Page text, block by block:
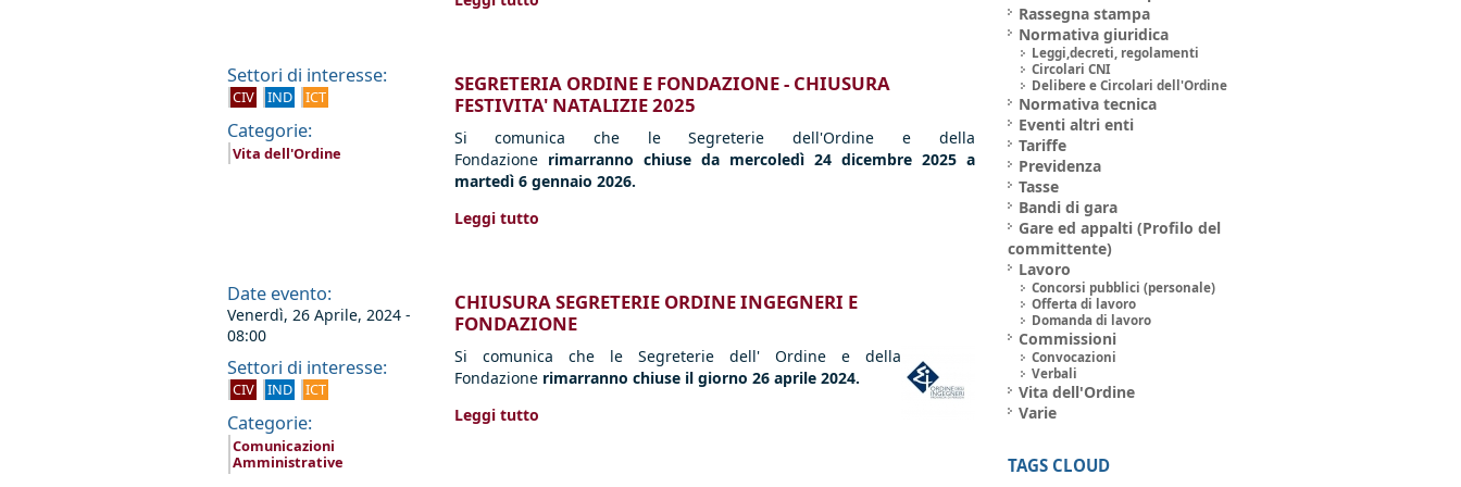
Settori di interesse:
CIV IND ICT
Categorie:
Vita dell'Ordine
SEGRETERIA ORDINE E FONDAZIONE - CHIUSURA
FESTIVITA' NATALIZIE 2025
Si comunica che le Segreterie dell'Ordine e della
Fondazione rimarranno chiuse da mercoledì 24 dicembre 2025 a
martedì 6 gennaio 2026.
Leggi tutto
Date evento:
Venerdì, 26 Aprile, 2024 -
08:00
Settori di interesse:
CIV IND ICT
Categorie:
Comunicazioni
Amministrative
CHIUSURA SEGRETERIE ORDINE INGEGNERI E
FONDAZIONE
Si comunica che le Segreterie dell' Ordine e della
Fondazione rimarranno chiuse il giorno 26 aprile 2024.
Leggi tutto
Rassegna stampa
Normativa giuridica
Leggi,decreti, regolamenti
Circolari CNI
Delibere e Circolari dell'Ordine
Normativa tecnica
Eventi altri enti
Tariffe
Previdenza
Tasse
Bandi di gara
Gare ed appalti (Profilo del
committente)
Lavoro
Concorsi pubblici (personale)
Offerta di lavoro
Domanda di lavoro
Commissioni
Convocazioni
Verbali
Vita dell'Ordine
Varie
TAGS CLOUD